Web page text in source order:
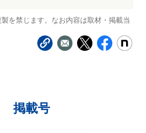
を禁じます。なお内容は取材・掲載当
掲載号